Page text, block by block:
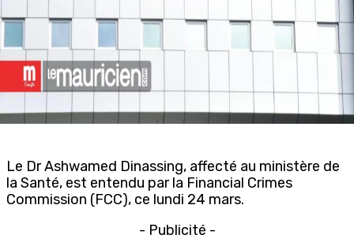
Le Dr Ashwamed Dinassing, affecté au ministère de
la Santé, est entendu par la Financial Crimes
Commission (FCC), ce lundi 24 mars.
- Publicité -